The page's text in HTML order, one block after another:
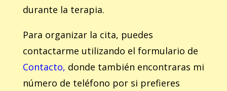
durante la terapia.
Para organizar la cita, puedes
contactarme utilizando el formulario de
Contacto, donde también encontraras mi
número de teléfono por si prefieres